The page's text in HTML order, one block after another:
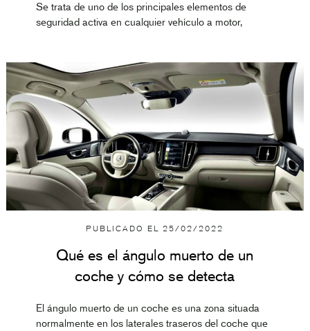
Se trata de uno de los principales elementos de
seguridad activa en cualquier vehículo a motor,
PUBLICADO EL25/02/2022
Qué es el ángulo muerto de un
coche y cómo se detecta
El ángulo muerto de un coche es una zona situada
normalmente en los laterales traseros del coche que